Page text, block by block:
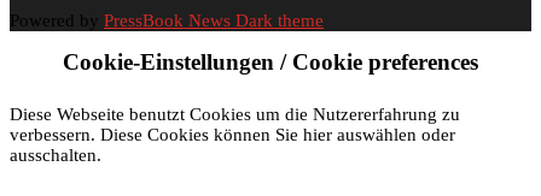
Powered by PressBook News Dark theme
Cookie-Einstellungen / Cookie preferences
Diese Webseite benutzt Cookies um die Nutzererfahrung zu
verbessern. Diese Cookies können Sie hier auswählen oder
ausschalten.